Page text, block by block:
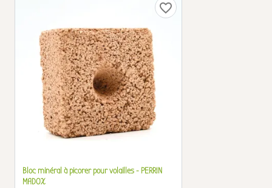
favorite_border
Bloc minéral à picorer pour volailles - PERRIN
MADOX